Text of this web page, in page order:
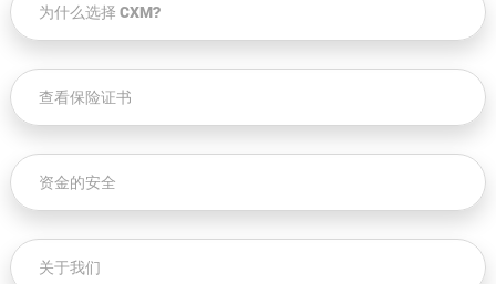
为什么选择 CXM?
查看保险证书
资金的安全
关于我们